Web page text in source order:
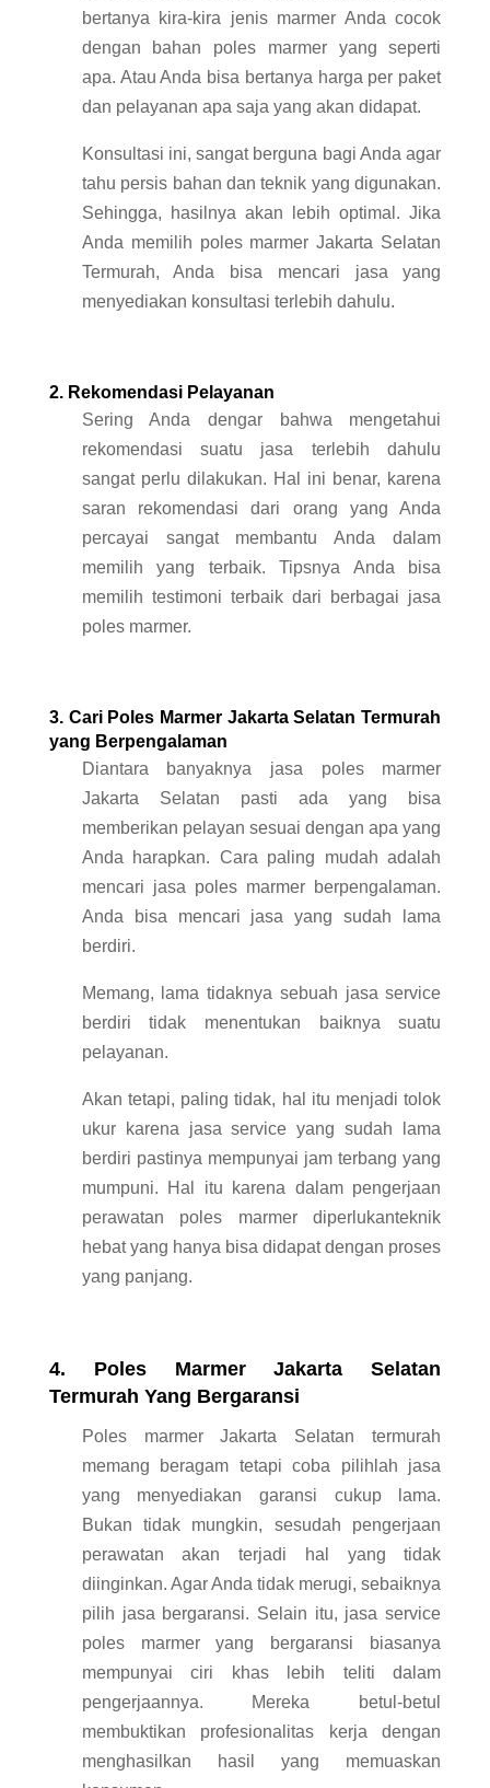
bertanya kira-kira jenis marmer Anda cocok
dengan bahan poles marmer yang seperti
apa. Atau Anda bisa bertanya harga per paket
dan pelayanan apa saja yang akan didapat.
Konsultasi ini, sangat berguna bagi Anda agar
tahu persis bahan dan teknik yang digunakan.
Sehingga, hasilnya akan lebih optimal. Jika
Anda memilih poles marmer Jakarta Selatan
Termurah, Anda bisa mencari jasa yang
menyediakan konsultasi terlebih dahulu.
2. Rekomendasi Pelayanan
Sering Anda dengar bahwa mengetahui
rekomendasi suatu jasa terlebih dahulu
sangat perlu dilakukan. Hal ini benar, karena
saran rekomendasi dari orang yang Anda
percayai sangat membantu Anda dalam
memilih yang terbaik. Tipsnya Anda bisa
memilih testimoni terbaik dari berbagai jasa
poles marmer.
3. Cari Poles Marmer Jakarta Selatan Termurah
yang Berpengalaman
Diantara banyaknya jasa poles marmer
Jakarta Selatan pasti ada yang bisa
memberikan pelayan sesuai dengan apa yang
Anda harapkan. Cara paling mudah adalah
mencari jasa poles marmer berpengalaman.
Anda bisa mencari jasa yang sudah lama
berdiri.
Memang, lama tidaknya sebuah jasa service
berdiri tidak menentukan baiknya suatu
pelayanan.
Akan tetapi, paling tidak, hal itu menjadi tolok
ukur karena jasa service yang sudah lama
berdiri pastinya mempunyai jam terbang yang
mumpuni. Hal itu karena dalam pengerjaan
perawatan poles marmer diperlukanteknik
hebat yang hanya bisa didapat dengan proses
yang panjang.
4. Poles Marmer Jakarta Selatan
Termurah Yang Bergaransi
Poles marmer Jakarta Selatan termurah
memang beragam tetapi coba pilihlah jasa
yang menyediakan garansi cukup lama.
Bukan tidak mungkin, sesudah pengerjaan
perawatan akan terjadi hal yang tidak
diinginkan. Agar Anda tidak merugi, sebaiknya
pilih jasa bergaransi. Selain itu, jasa service
poles marmer yang bergaransi biasanya
mempunyai ciri khas lebih teliti dalam
pengerjaannya. Mereka betul-betul
membuktikan profesionalitas kerja dengan
menghasilkan hasil yang memuaskan